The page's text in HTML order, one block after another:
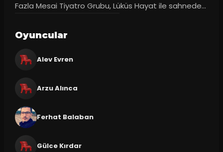
Fazla Mesai Tiyatro Grubu, Lüküs Hayat ile sahnede...
Oyuncular
Alev Evren
Arzu Alınca
Ferhat Balaban
Gülce Kırdar